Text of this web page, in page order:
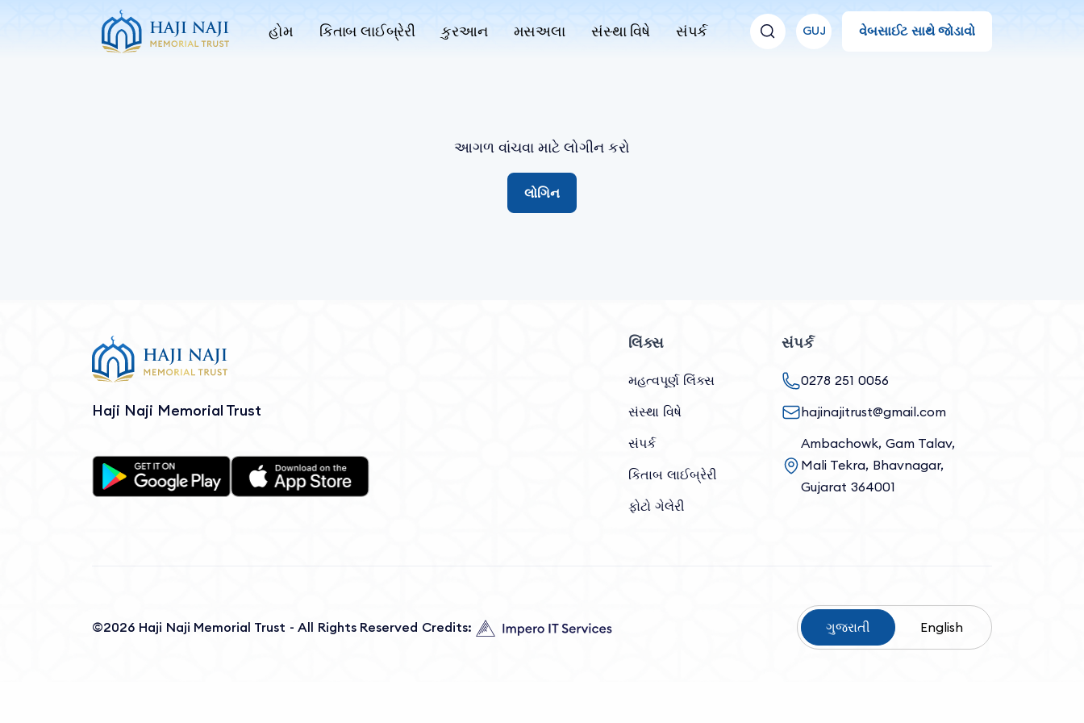
હોમ કિતાબ લાઈબ્રેરી કુરઆન મસઅલા સંસ્થા વિષે સંપર્ક GUJ વેબસાઈટ સાથે જોડાવો
આગળ વાંચવા માટે લોગીન કરો
લોગિન
Haji Naji Memorial Trust
લિંક્સ
મહત્વપૂર્ણ લિંક્સ
સંસ્થા વિષે
સંપર્ક
કિતાબ લાઈબ્રેરી
ફોટો ગેલેરી
સંપર્ક
0278 251 0056
hajinajitrust@gmail.com
Ambachowk, Gam Talav,
Mali Tekra, Bhavnagar,
Gujarat 364001
©2026 Haji Naji Memorial Trust - All Rights Reserved Credits: ગુજરાતી English